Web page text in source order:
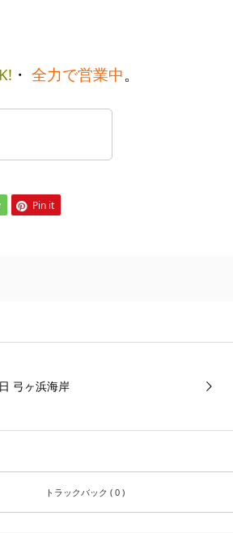
・ 全力で営業中。
Pin it
弓ヶ浜海岸
トラックバック ( 0 )